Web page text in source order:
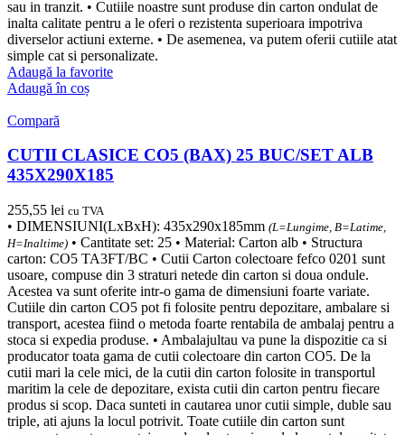
sau in tranzit. • Cutiile noastre sunt produse din carton ondulat de
inalta calitate pentru a le oferi o rezistenta superioara impotriva
diverselor actiuni externe. • De asemenea, va putem oferii cutiile atat
simple cat si personalizate.
Adaugă la favorite
Adaugă în coș
Compară
CUTII CLASICE CO5 (BAX) 25 BUC/SET ALB
435X290X185
255,55 lei cu TVA
• DIMENSIUNI(LxBxH): 435x290x185mm (L=Lungime, B=Latime,
H=Inaltime) • Cantitate set: 25 • Material: Carton alb • Structura
carton: CO5 TA3FT/BC • Cutii Carton colectoare fefco 0201 sunt
usoare, compuse din 3 straturi netede din carton si doua ondule.
Acestea va sunt oferite intr-o gama de dimensiuni foarte variate.
Cutiile din carton CO5 pot fi folosite pentru depozitare, ambalare si
transport, acestea fiind o metoda foarte rentabila de ambalaj pentru a
stoca si expedia produse. • Ambalajultau va pune la dispozitie ca si
producator toata gama de cutii colectoare din carton CO5. De la
cutii mari la cele mici, de la cutii din carton folosite in transportul
maritim la cele de depozitare, exista cutii din carton pentru fiecare
produs si scop. Daca sunteti in cautarea unor cutii simple, duble sau
triple, ati ajuns la locul potrivit. Toate cutiile din carton sunt